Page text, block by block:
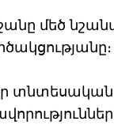
մեծ
տնտեսական